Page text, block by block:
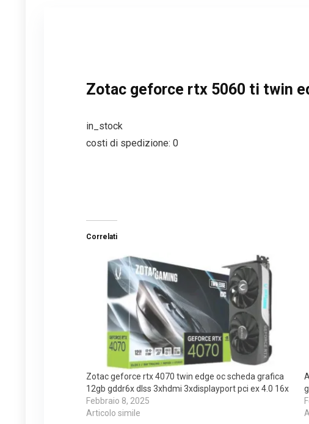
Zotac geforce rtx 5060 ti twin
in_stock
costi di spedizione: 0
Correlati
Zotac geforce rtx 4070 twin edge oc scheda grafica
12gb gddr6x dlss 3xhdmi 3xdisplayport pci ex 4.0 16x
Febbraio 8, 2025
Articolo simile